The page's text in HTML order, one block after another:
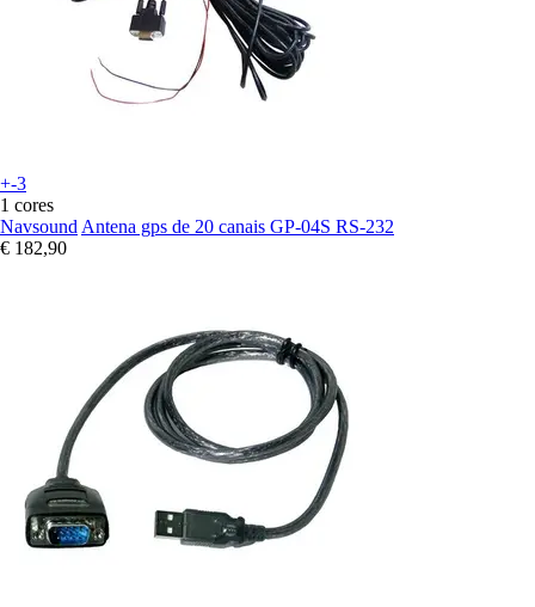
+-3
1 cores
Navsound Antena gps de 20 canais GP-04S RS-232
€ 182,90